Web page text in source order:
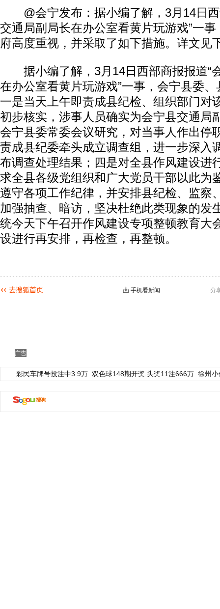
@会宁发布：据小编了解，3月14日西
交通局副局长在办公室看黄片玩游戏”一
府高度重视，并采取了如下措施。详文见
据小编了解，3月14日西部商报报道“
在办公室看黄片玩游戏”一事，会宁县委
一是当天上午即责成县纪检、组织部门对
初步核实，涉事人员确实为会宁县交通局
会宁县委常委会议研究，对当事人作出停
责成县纪委牵头成立调查组，进一步深入
布调查处理结果；四是对全县作风建设进
求全县各级党组织和广大党员干部以此为
遵守各项工作纪律，并安排县纪检、监察
加强抽查、暗访，坚决杜绝此类现象的发
统今天下午召开作风建设专项整顿教育大
设进行再安排，再检查，再整顿。
分
手机看新闻
广告
彩民车牌号投注中3.9万 双色球148期开奖:头奖11注666万 徐州